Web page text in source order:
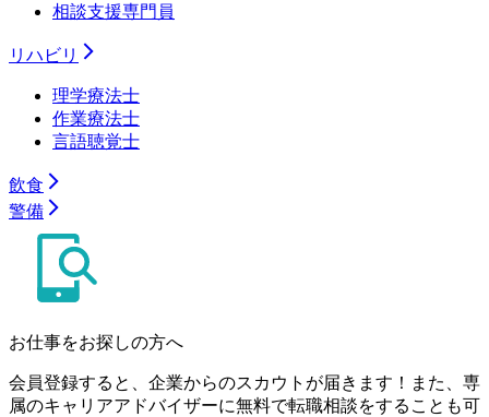
相談支援専門員
リハビリ
理学療法士
作業療法士
言語聴覚士
飲食
警備
お仕事をお探しの方へ
会員登録すると、企業からのスカウトが届きます！また、専
属のキャリアアドバイザーに無料で転職相談をすることも可